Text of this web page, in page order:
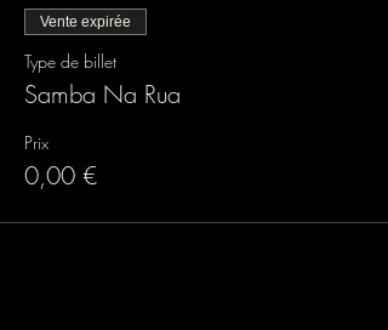
Vente expirée
Type de billet
Samba Na Rua
Prix
0,00 €